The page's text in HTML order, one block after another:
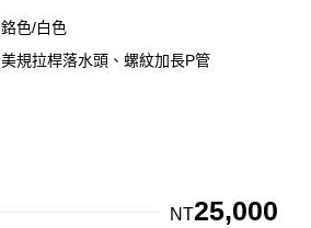
鉻色/白色
美規拉桿落水頭、螺紋加長P管
NT25,000